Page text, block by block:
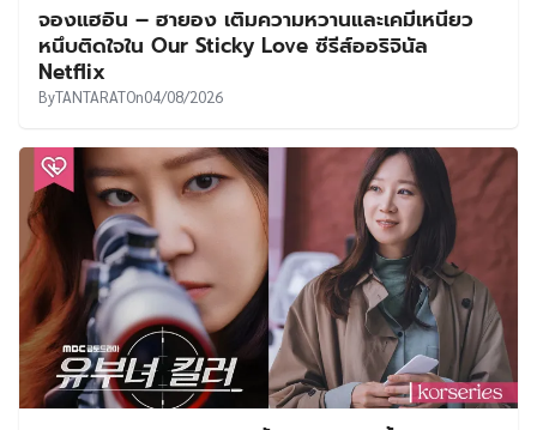
จองแฮอิน – ฮายอง เติมความหวานและเคมีเหนียว
หนึบติดใจใน Our Sticky Love ซีรีส์ออริจินัล
Netflix
ByTANTARATOn04/08/2026